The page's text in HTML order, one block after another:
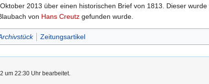
2013 über einen historischen Brief von 1813. Dieser
von Hans Creutz gefunden wurde.
Zeitungsartikel
um 22:30 Uhr bearbeitet.